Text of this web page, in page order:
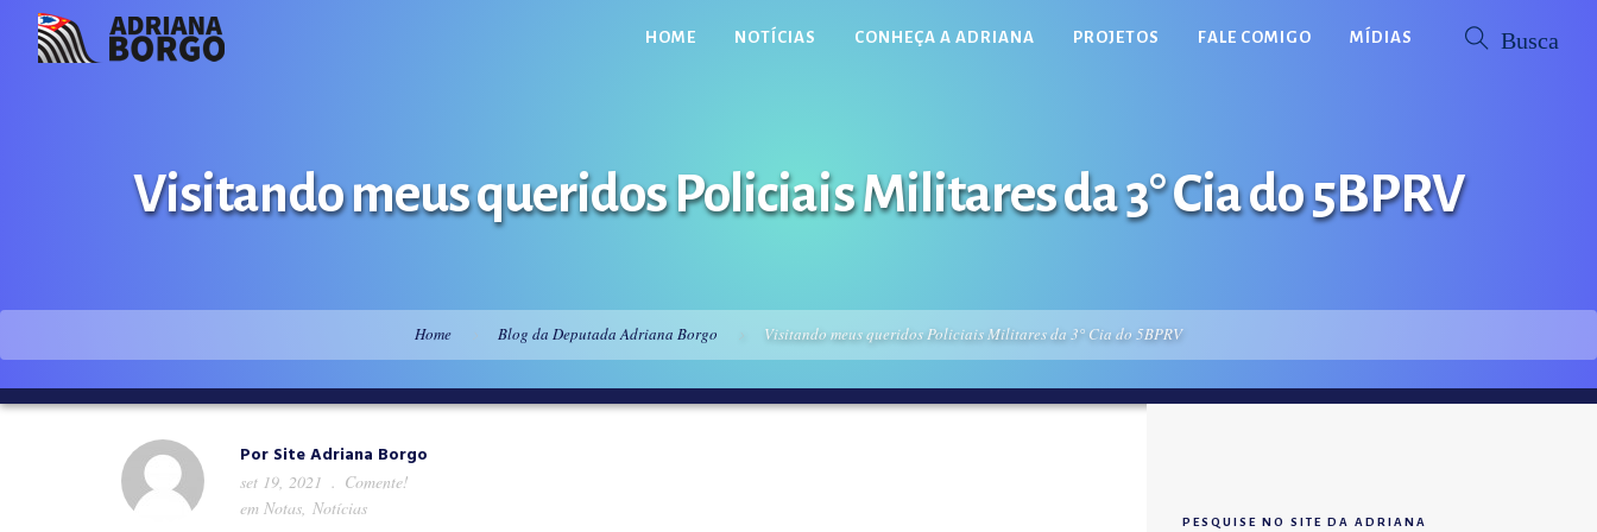
HOME NOTÍCIAS CONHEÇA A ADRIANA PROJETOS FALE COMIGO MÍDIAS
Visitando meus queridos Policiais Militares da 3° Cia do 5BPRV
Home Blog da Deputada Adriana Borgo Visitando meus queridos Policiais Militares da 3° Cia do 5BPRV
Por Site Adriana Borgo
set 19, 2021
Comente!
em Notas, Notícias
PESQUISE NO SITE DA ADRIANA